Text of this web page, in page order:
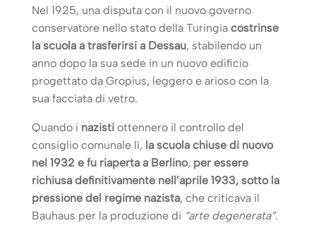
Nel 1925, una disputa con il nuovo governo
conservatore nello stato della Turingia costrinse
la scuola a trasferirsi a Dessau, stabilendo un
anno dopo la sua sede in un nuovo edificio
progettato da Gropius, leggero e arioso con la
sua facciata di vetro.
Quando i nazistiottennero il controllo del
consiglio comunale lì, la scuola chiuse di nuovo
nel 1932 e fu riaperta a Berlino, per essere
richiusa definitivamente nell’aprile 1933, sotto la
pressione del regime nazista, che criticava il
Bauhaus per la produzione di “arte degenerata”.